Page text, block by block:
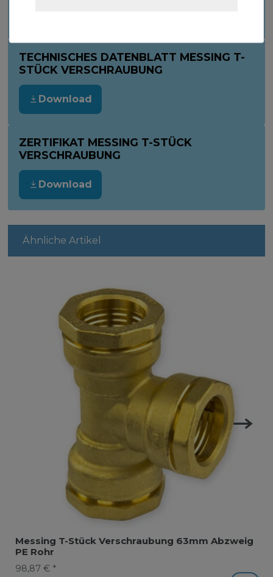
TECHNISCHES DATENBLATT MESSING T-
STÜCK VERSCHRAUBUNG
Download
ZERTIFIKAT MESSING T-STÜCK
VERSCHRAUBUNG
Download
Ähnliche Artikel
Messing T-Stück Verschraubung 63mm Abzweig
PE Rohr
98,87 € *